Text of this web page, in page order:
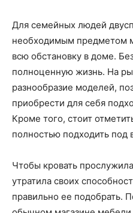
Для семейных людей
необходимым предметом
всю обстановку в доме.
полноценную жизнь. На
разнообразие моделей,
приобрести для себя
Кроме того, стоит
полностью подходить под
Чтобы кровать
утратила своих
правильно ее подобрать.